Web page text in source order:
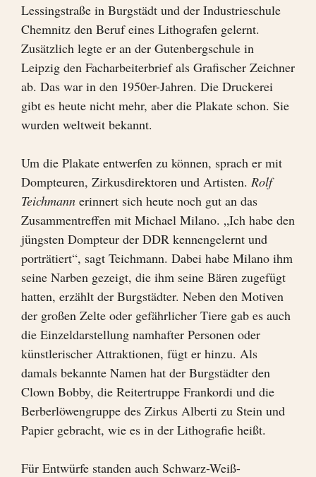
Lessingstraße in Burgstädt und der Industrieschule
Chemnitz den Beruf eines Lithografen gelernt.
Zusätzlich legte er an der Gutenbergschule in
Leipzig den Facharbeiterbrief als Grafischer Zeichner
ab. Das war in den 1950er-Jahren. Die Druckerei
gibt es heute nicht mehr, aber die Plakate schon. Sie
wurden weltweit bekannt.
Um die Plakate entwerfen zu können, sprach er mit
Dompteuren, Zirkusdirektoren und Artisten. Rolf
Teichmann erinnert sich heute noch gut an das
Zusammentreffen mit Michael Milano. „Ich habe den
jüngsten Dompteur der DDR kennengelernt und
porträtiert“, sagt Teichmann. Dabei habe Milano ihm
seine Narben gezeigt, die ihm seine Bären zugefügt
hatten, erzählt der Burgstädter. Neben den Motiven
der großen Zelte oder gefährlicher Tiere gab es auch
die Einzeldarstellung namhafter Personen oder
künstlerischer Attraktionen, fügt er hinzu. Als
damals bekannte Namen hat der Burgstädter den
Clown Bobby, die Reitertruppe Frankordi und die
Berberlöwengruppe des Zirkus Alberti zu Stein und
Papier gebracht, wie es in der Lithografie heißt.
Für Entwürfe standen auch Schwarz-Weiß-